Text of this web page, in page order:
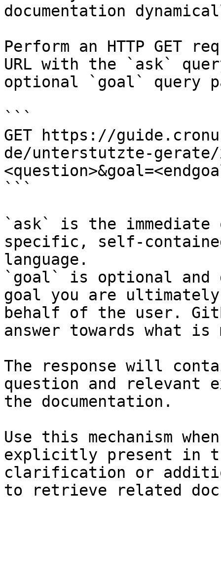
documentation
Perform an HTTP GET
URL with the `ask`
optional `goal` query
```
GET https://
de/unterstutzte-gerate/
```
`ask` is the
specific, self-
language.
`goal` is optional and
goal you are
behalf of the user.
answer towards what
The response will
question and relevant
the documentation.
Use this mechanism
explicitly present in
clarification or